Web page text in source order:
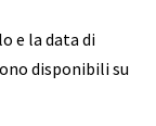
e la data di
disponibili su